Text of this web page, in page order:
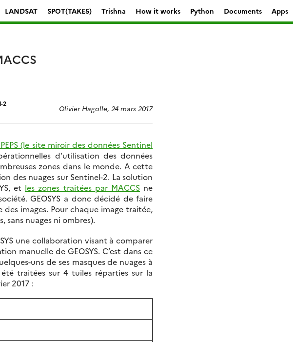
LANDSAT SPOT(TAKE5) Trishna How it works Python Documents Apps
2
Olivier Hagolle, 24 mars 2017
(le site miroir des données Sentinel
d’utilisation des données
zones dans le monde. A cette
des nuages sur Sentinel-2. La solution
et les zones traitées par MACCS ne
GEOSYS a donc décidé de faire
images. Pour chaque image traitée,
sans nuages ni ombres).
une collaboration visant à comparer
manuelle de GEOSYS. C’est dans ce
uns de ses masques de nuages à
traitées sur 4 tuiles réparties sur la
2017 :